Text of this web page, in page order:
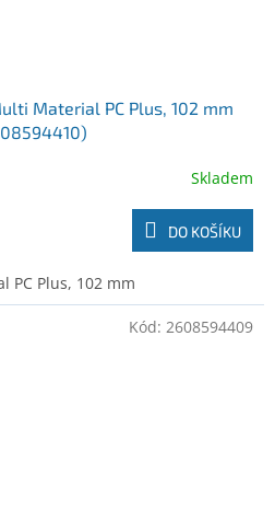
Material PC Plus, 102 mm
Skladem
DO KOŠÍKU
PC Plus, 102 mm
Kód: 2608594409